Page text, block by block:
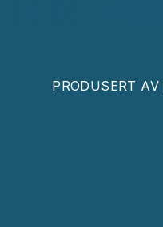
PRODUSERT AV